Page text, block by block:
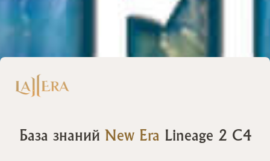
База знаний New Era Lineage 2 C4